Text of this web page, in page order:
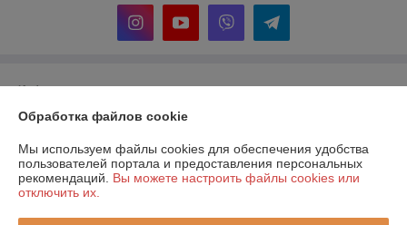
Информация для покупателя
Юридическое лицо:ООО "Прогреем"
0,7км севернее аг. Подгорная
Регистрационный номер ЕГР: 291519217
Обработка файлов cookie
Мы используем файлы cookies для обеспечения удобства
пользователей портала и предоставления персональных
рекомендаций. Вы можете настроить файлы cookies или
отключить их.